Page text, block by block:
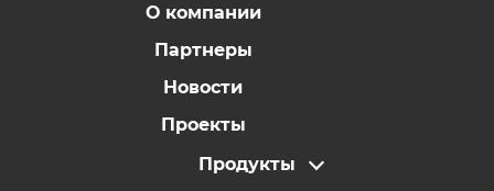
О компании
Партнеры
Новости
Проекты
Продукты